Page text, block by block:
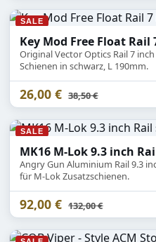
SALE
Key Mod Free Float
Original Vector Optics Rail 7
Schienen in schwarz, L 190mm.
26,00 € Statt
38,50 €
SALE
MK16 M-Lok 9.3 inch
Angry Gun Aluminium Rail 9.3
für M-Lok Zusatzschienen.
92,00 € Statt
132,00 €